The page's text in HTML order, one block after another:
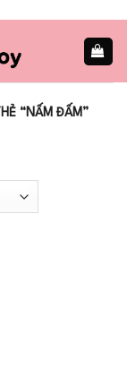
“NẤM ĐẤM”